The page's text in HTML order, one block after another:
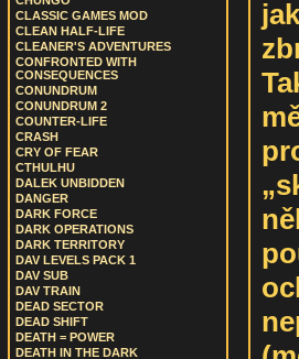
CLASSIC GAMES MOD
CLEAN HALF-LIFE
CLEANER'S ADVENTURES
CONFRONTED WITH
CONSEQUENCES
CONUNDRUM
CONUNDRUM 2
COUNTER-LIFE
CRASH
CRY OF FEAR
CTHULHU
DALEK UNBIDDEN
DANGER
DARK FORCE
DARK OPERATIONS
DARK TERRITORY
DAV LEVELS PACK 1
DAV SUB
DAV TRAIN
DEAD SECTOR
DEAD SHIFT
DEATH = POWER
DEATH IN THE DARK